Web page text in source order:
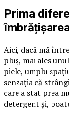
Prima
Aici, dacă mă
pluș, mai ales
piele, umplu
senzația că
care a stat prea
detergent și,